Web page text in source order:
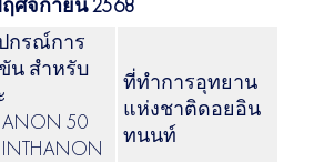
กรณ์การ
น สำหรับ
50
ที่ทำการอุทยาน
แห่งชาติดอยอิน
ทนนท์